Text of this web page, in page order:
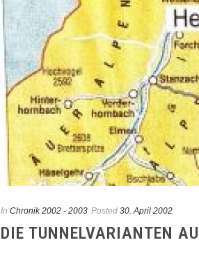
In Chronik 2002 - 2003 Posted 30. April 2002
DIE TUNNELVARIANTEN